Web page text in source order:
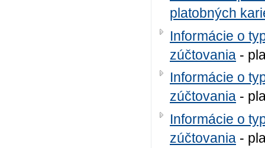
platobných
Informácie o
zúčtovania -
Informácie o
zúčtovania -
Informácie o
zúčtovania -